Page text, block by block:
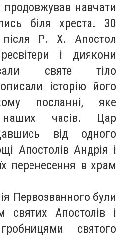
продовжував навчати
біля хреста. 30
Р. X. Апостол
і диякони
святе тіло
історію його
посланні, яке
часів. Цар
від одного
Апостолів Андрія і
перенесення в храм
Первозванного були
святих Апостолів і
святого